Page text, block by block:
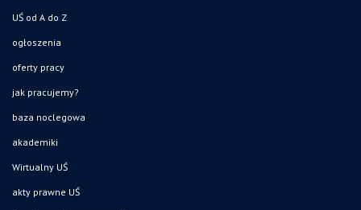
UŚ od A do Z
ogłoszenia
oferty pracy
jak pracujemy?
baza noclegowa
akademiki
Wirtualny UŚ
akty prawne UŚ